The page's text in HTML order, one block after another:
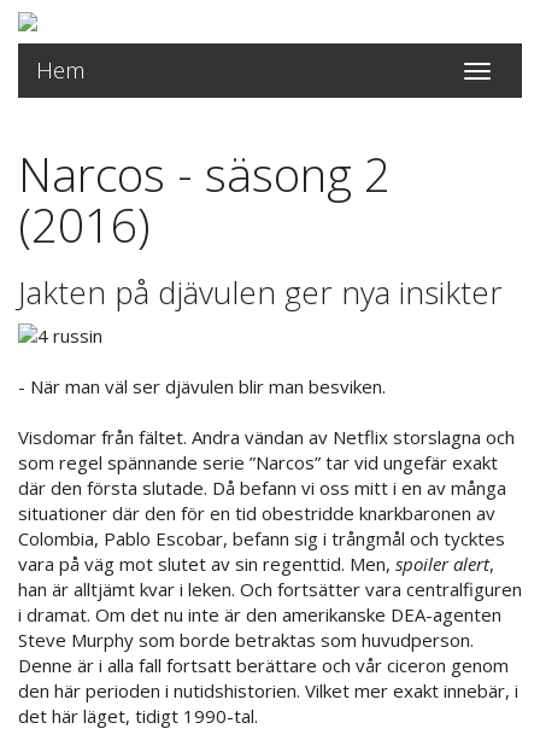
Toggle
Hem
Narcos - säsong 2
(2016)
Jakten på djävulen ger nya insikter
- När man väl ser djävulen blir man besviken.
Visdomar från fältet. Andra vändan av Netflix storslagna och
som regel spännande serie ”Narcos” tar vid ungefär exakt
där den första slutade. Då befann vi oss mitt i en av många
situationer där den för en tid obestridde knarkbaronen av
Colombia, Pablo Escobar, befann sig i trångmål och tycktes
vara på väg mot slutet av sin regenttid. Men, spoiler alert,
han är alltjämt kvar i leken. Och fortsätter vara centralfiguren
i dramat. Om det nu inte är den amerikanske DEA-agenten
Steve Murphy som borde betraktas som huvudperson.
Denne är i alla fall fortsatt berättare och vår ciceron genom
den här perioden i nutidshistorien. Vilket mer exakt innebär, i
det här läget, tidigt 1990-tal.